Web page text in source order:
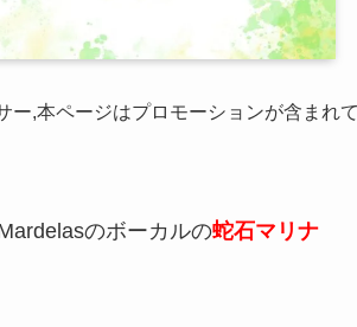
ー,本ページはプロモーションが含まれ
のボーカルの蛇石マリナ